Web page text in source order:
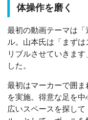
体操作を磨く
最初の動画テーマは
ル。山本氏は「まず
リブルさせていきま
した。
最初はマーカーで囲ま
を実施。得意な足を中
広いスペースを探し